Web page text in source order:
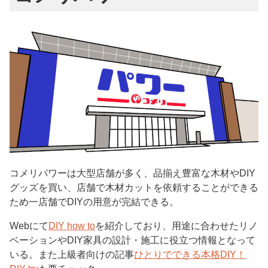
コメリパワーは大型店舗が多く、品揃え豊富な木材やDIY
グッズを買い、店舗で木材カットを依頼することができる
ため一店舗でDIYの用意が完結できる。
Webにて DIY how toを紹介しており、用途に合わせたリノ
ベーションやDIY家具の設計・施工に役立つ情報となって
いる。また上級者向けの記事ひとりでできる本格DIY！